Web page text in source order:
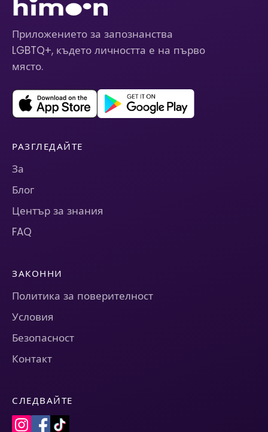
Приложението за запознанства
LGBTQ+, където личността е на първо
място.
РАЗГЛЕДАЙТЕ
За
Блог
Център за знания
FAQ
ЗАКОННИ
Политика за поверителност
Условия
Безопасност
Контакт
СЛЕДВАЙТЕ